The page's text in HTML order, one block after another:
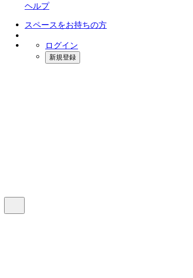
ヘルプ
スペースをお持ちの方
ログイン
新規登録